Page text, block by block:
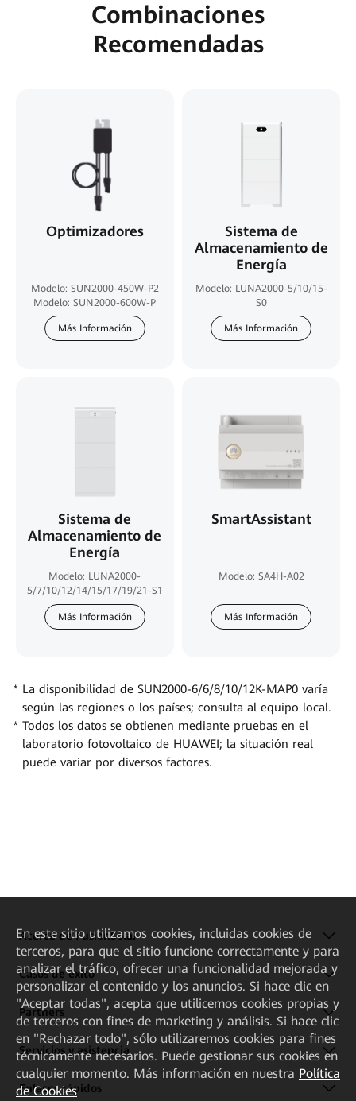
Combinaciones
Recomendadas
Optimizadores
Modelo: SUN2000-450W-P2
Modelo: SUN2000-600W-P
Más Información
Sistema de
Almacenamiento de
Energía
Modelo: LUNA2000-5/10/15-
S0
Más Información
Sistema de
Almacenamiento de
Energía
Modelo: LUNA2000-
5/7/10/12/14/15/17/19/21-S1
Más Información
SmartAssistant
Modelo: SA4H-A02
Más Información
La disponibilidad de SUN2000-6/6/8/10/12K-MAP0 varía
según las regiones o los países; consulta al equipo local.
Todos los datos se obtienen mediante pruebas en el
laboratorio fotovoltaico de HUAWEI; la situación real
puede variar por diversos factores.
Acerca de FusionSolar
Casos de éxito
Partners
Servicios y asistencia
Enlaces rápidos
En este sitio utilizamos cookies, incluidas cookies de
terceros, para que el sitio funcione correctamente y para
analizar el tráfico, ofrecer una funcionalidad mejorada y
personalizar el contenido y los anuncios. Si hace clic en
"Aceptar todas", acepta que utilicemos cookies propias y
de terceros con fines de marketing y análisis. Si hace clic
en "Rechazar todo", sólo utilizaremos cookies para fines
técnicamente necesarios. Puede gestionar sus cookies en
cualquier momento. Más información en nuestra Política
de Cookies